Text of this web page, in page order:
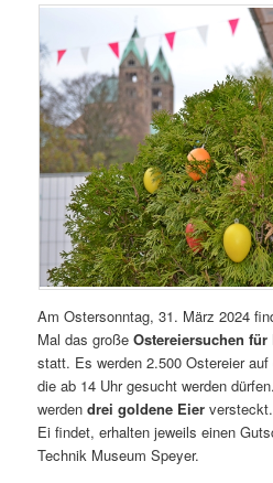
Am Ostersonntag, 31. März 2024
Mal das großeOstereiersuchen für
statt. Es werden 2.500 Ostereier
die ab 14 Uhr gesucht werden
werdendrei goldene Eier
Ei findet, erhalten jeweils einen
Technik Museum Speyer.